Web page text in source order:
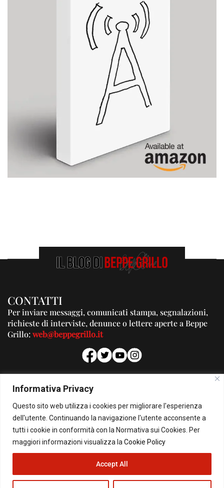
Informativa Privacy
Questo sito web utilizza i cookies per migliorare l'esperienza
dell'utente. Continuando la navigazione l'utente acconsente a
tutti i cookie in conformità con la Normativa sui Cookies. Per
maggiori informazioni visualizza la Cookie Policy
Accept All
CONTATTI
Per inviare messaggi, comunicati stampa, segnalazioni,
richieste di interviste, denunce o lettere aperte a Beppe
Grillo:web@beppegrillo.it
PUBBLICITA'
Per la tua pubblicità su questo Blog:
pubblicita@beppegrillo.it
© Copyright 2026 - Il Blog di Beppe Grillo. All Rights Reserved - Powered by
happygrafic.com